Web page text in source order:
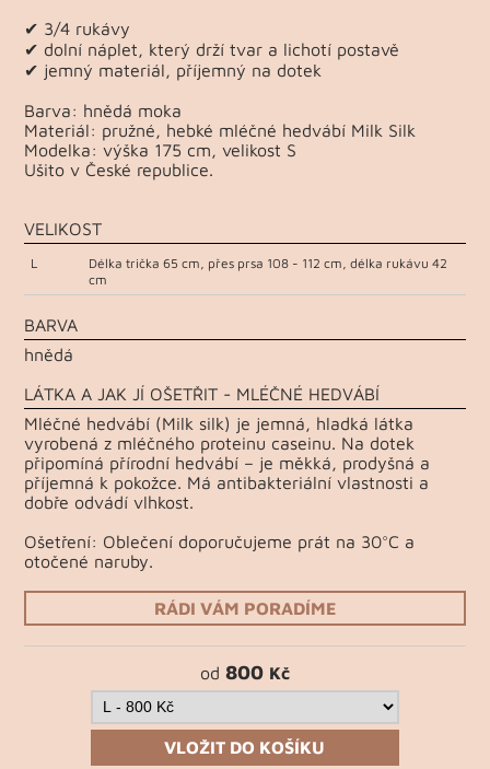
✔ 3/4 rukávy
✔ dolní náplet, který drží tvar a lichotí postavě
✔ jemný materiál, příjemný na dotek
Barva: hnědá moka
Materiál: pružné, hebké mléčné hedvábí Milk Silk
Modelka: výška 175 cm, velikost S
Ušito v České republice.
VELIKOST
L
Délka trička 65 cm, přes prsa 108 - 112 cm, délka rukávu 42
cm
BARVA
hnědá
LÁTKA A JAK JÍ OŠETŘIT - MLÉČNÉ HEDVÁBÍ
Mléčné hedvábí (Milk silk) je jemná, hladká látka
vyrobená z mléčného proteinu caseinu. Na dotek
připomíná přírodní hedvábí – je měkká, prodyšná a
příjemná k pokožce. Má antibakteriální vlastnosti a
dobře odvádí vlhkost.
Ošetření: Oblečení doporučujeme prát na 30°C a
otočené naruby.
RÁDI VÁM PORADÍME
od 800 Kč
VLOŽIT DO KOŠÍKU